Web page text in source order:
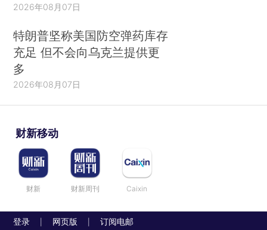
2026年08月07日
特朗普坚称美国防空弹药库存
充足 但不会向乌克兰提供更
多
2026年08月07日
财新移动
财新 财新周刊 Caixin
登录 网页版 订阅电邮